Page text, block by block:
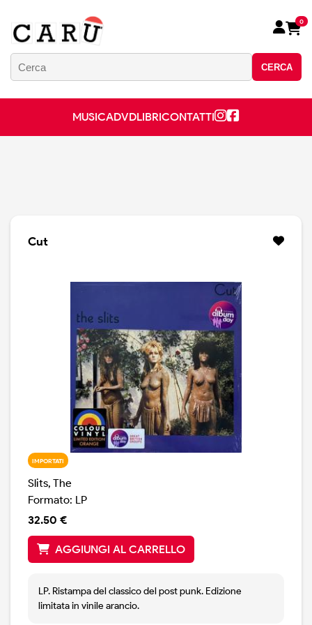
CERCA
0
MUSICADVDLIBRICONTATTI
Cut
IMPORTATI
Slits, The
Formato: LP
32.50 €
AGGIUNGI AL CARRELLO
LP. Ristampa del classico del post punk. Edizione
limitata in vinile arancio.